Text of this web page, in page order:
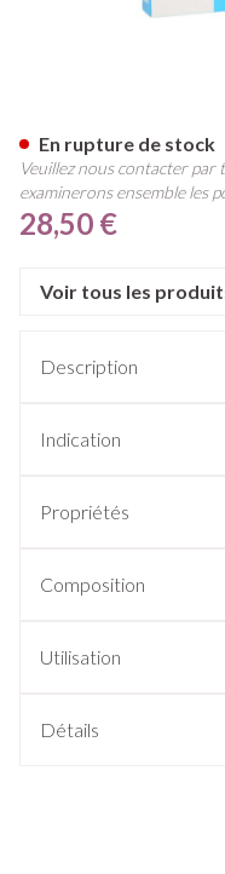
28,50 €
En rupture de stock
Veuillez nous contacter par
examinerons ensemble les
Voir tous les
Description
Indication
Propriétés
Composition
Utilisation
Détails